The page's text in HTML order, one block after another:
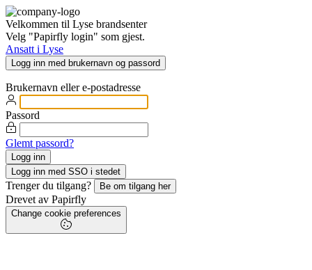
Velkommen til Lyse brandsenter
Velg "Papirfly login" som gjest.
Ansatt i Lyse
Logg inn med brukernavn og passord
Brukernavn eller e-postadresse
Passord
Glemt passord?
Logg inn med SSO i stedet
Trenger du tilgang? Be om tilgang her
Drevet av Papirfly
Change cookie preferences